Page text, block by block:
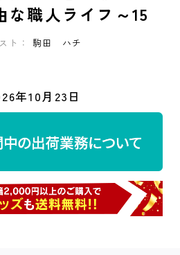
な職人ライフ～15
ト：
駒田 ハチ
年10月23日